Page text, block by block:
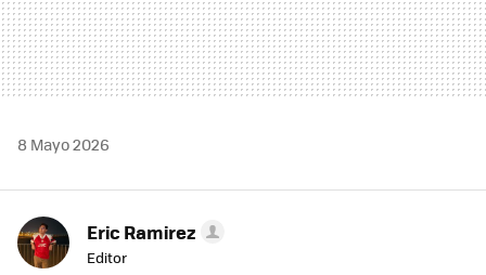
8 Mayo 2026
Eric Ramirez
Editor